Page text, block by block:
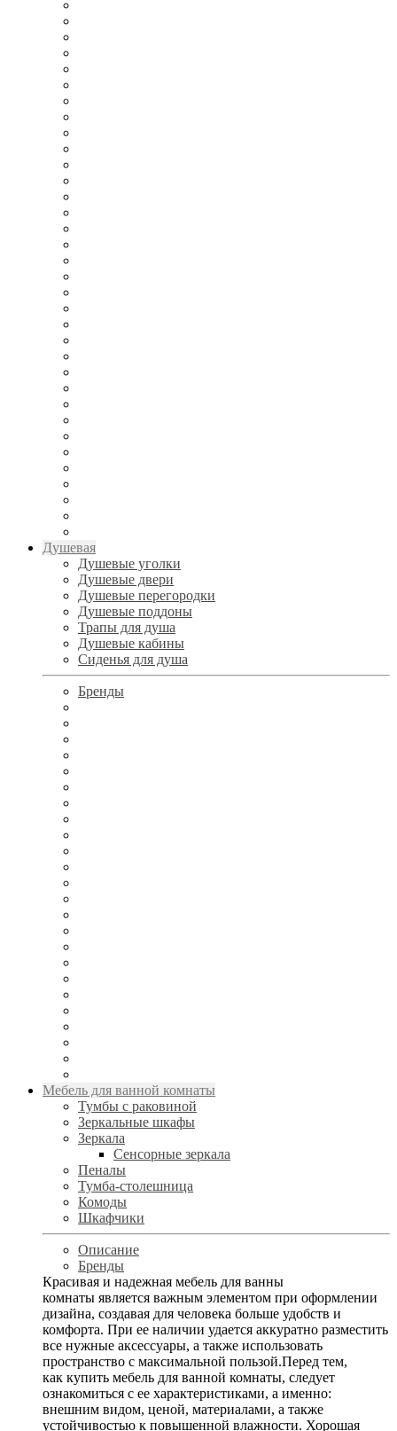
Душевая
Душевые уголки
Душевые двери
Душевые перегородки
Душевые поддоны
Трапы для душа
Душевые кабины
Сиденья для душа
Бренды
Мебель для ванной комнаты
Тумбы с раковиной
Зеркальные шкафы
Зеркала
Сенсорные зеркала
Пеналы
Тумба-столешница
Комоды
Шкафчики
Описание
Бренды
Красивая и надежная мебель для ванны
комнаты является важным элементом при оформлении
дизайна, создавая для человека больше удобств и
комфорта. При ее наличии удается аккуратно разместить
все нужные аксессуары, а также использовать
пространство с максимальной пользой.Перед тем,
как купить мебель для ванной комнаты, следует
ознакомиться с ее характеристиками, а именно:
внешним видом, ценой, материалами, а также
устойчивостью к повышенной влажности. Хорошая